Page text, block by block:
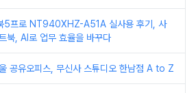
5프로 NT940XHZ-A51A 실사용 후기, 사
북, AI로 업무 효율을 바꾸다
공유오피스, 무신사 스튜디오 한남점 A to Z